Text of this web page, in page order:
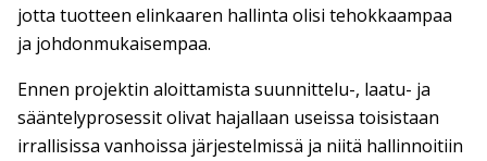
jotta tuotteen elinkaaren hallinta olisi tehokkaampaa
ja johdonmukaisempaa.
Ennen projektin aloittamista suunnittelu-, laatu- ja
sääntelyprosessit olivat hajallaan useissa toisistaan
irrallisissa vanhoissa järjestelmissä ja niitä hallinnoitiin